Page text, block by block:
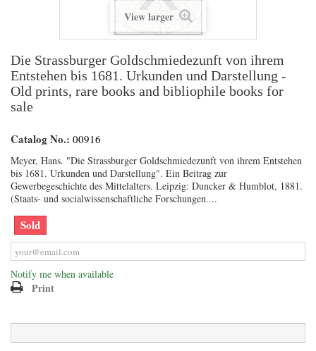
View larger
Die Strassburger Goldschmiedezunft von ihrem
Entstehen bis 1681. Urkunden und Darstellung -
Old prints, rare books and bibliophile books for
sale
Catalog No.: 00916
Meyer, Hans. "Die Strassburger Goldschmiedezunft von ihrem Entstehen
bis 1681. Urkunden und Darstellung". Ein Beitrag zur
Gewerbegeschichte des Mittelalters. Leipzig: Duncker & Humblot, 1881.
(Staats- und socialwissenschaftliche Forschungen....
Sold
Notify me when available
Print